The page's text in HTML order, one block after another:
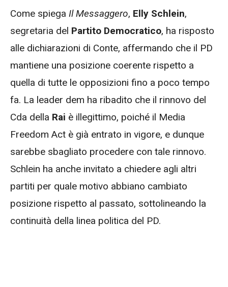
Come spiega Il Messaggero, Elly Schlein,
segretaria del Partito Democratico, ha risposto
alle dichiarazioni di Conte, affermando che il PD
mantiene una posizione coerente rispetto a
quella di tutte le opposizioni fino a poco tempo
fa. La leader dem ha ribadito che il rinnovo del
Cda della Rai è illegittimo, poiché il Media
Freedom Act è già entrato in vigore, e dunque
sarebbe sbagliato procedere con tale rinnovo.
Schlein ha anche invitato a chiedere agli altri
partiti per quale motivo abbiano cambiato
posizione rispetto al passato, sottolineando la
continuità della linea politica del PD.